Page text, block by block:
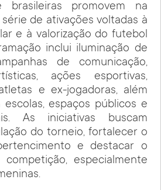
brasileiras promovem na
de ativações voltadas à
e à valorização do futebol
inclui iluminação de
de comunicação,
ações esportivas,
e ex-jogadoras, além
espaços públicos e
As iniciativas buscam
do torneio, fortalecer o
e destacar o
especialmente